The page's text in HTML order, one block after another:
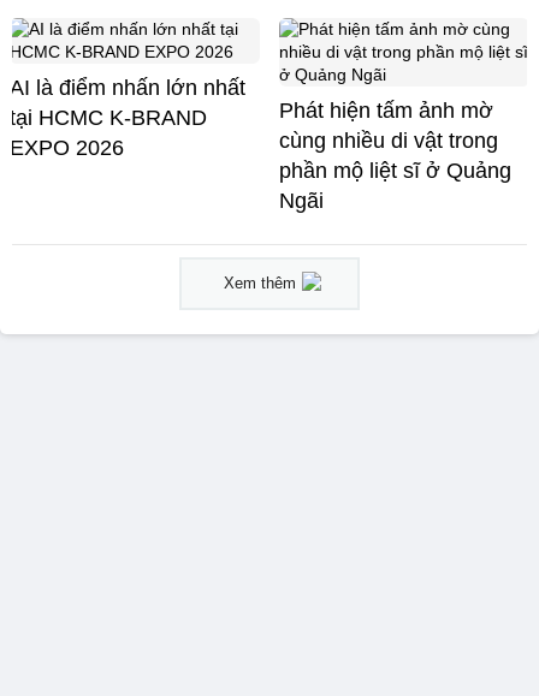
AI là điểm nhấn lớn nhất
tại HCMC K-BRAND
EXPO 2026
Phát hiện tấm ảnh mờ
cùng nhiều di vật trong
phần mộ liệt sĩ ở Quảng
Ngãi
Xem thêm